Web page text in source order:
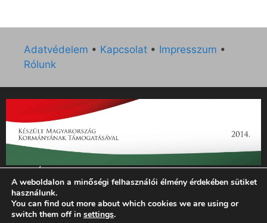
Adatvédelem • Kapcsolat • Impresszum •
Rólunk
„Az Új Ember katolikus hetilap 2014. évi működésének
támogatását az EGYH-KCP-14-P-0121 sz. támogatási
szerződés keretében 3 000 000 Ft összegben támogatta az
Emberi Erőforrások Minisztériuma.”
A weboldalon a minőségi felhasználói élmény érdekében sütiket
használunk.
You can find out more about which cookies we are using or
switch them off in settings.